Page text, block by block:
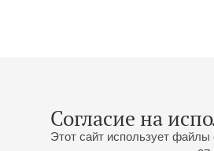
Согласие на
Этот сайт использует